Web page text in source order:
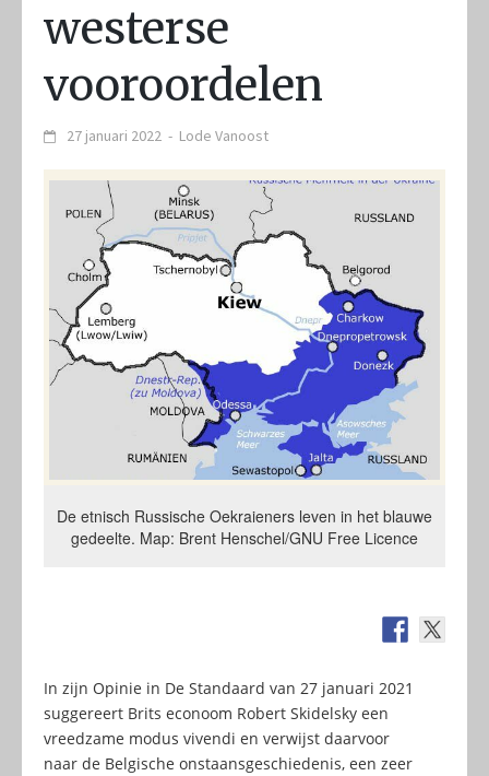
westerse
vooroordelen
27 januari 2022 - Lode Vanoost
De etnisch Russische Oekraieners leven in het blauwe
gedeelte. Map: Brent Henschel/GNU Free Licence
In zijn Opinie in De Standaard van 27 januari 2021
suggereert Brits econoom Robert Skidelsky een
vreedzame modus vivendi en verwijst daarvoor
naar de Belgische onstaansgeschiedenis, een zeer